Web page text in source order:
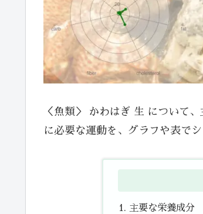
＜魚類＞ かわはぎ 生 について
に必要な運動を、グラフや表で
主要な栄養成分